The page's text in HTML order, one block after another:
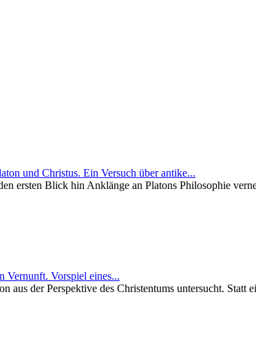
und Christus. Ein Versuch über antike...
ersten Blick hin Anklänge an Platons Philosophie
Vernunft. Vorspiel eines...
der Perspektive des Christentums untersucht. Statt